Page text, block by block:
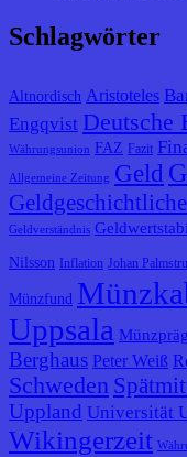
Schlagwörter
Altnordisch Aristoteles
Engqvist Deutsche
Währungsunion
FAZ Fazit
Allgemeine Zeitung Geld
Geldverständnis
Nilsson Inflation Johan
Münzfund
Uppsala
Berghaus Peter Weiß
Schweden
Uppland Universität
Wikingerzeit